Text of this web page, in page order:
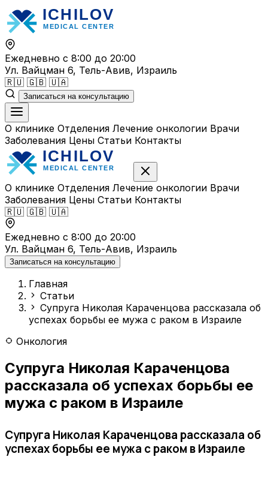
Перейти
к
содержимому
Ежедневно с 8:00 до 20:00
Ул. Вайцман 6, Тель-Авив, Израиль
🇷🇺 🇬🇧 🇺🇦
Записаться на консультацию
О клинике Отделения Лечение онкологии Врачи
Заболевания Цены Статьи Контакты
О клинике Отделения Лечение онкологии Врачи
Заболевания Цены Статьи Контакты
🇷🇺 🇬🇧 🇺🇦
Ежедневно с 8:00 до 20:00
Ул. Вайцман 6, Тель-Авив, Израиль
Записаться на консультацию
Главная
Статьи
Супруга Николая Караченцова рассказала об
успехах борьбы ее мужа с раком в Израиле
Онкология
Супруга Николая Караченцова
рассказала об успехах борьбы ее
мужа с раком в Израиле
Супруга Николая Караченцова рассказала об
успехах борьбы ее мужа с раком в Израиле